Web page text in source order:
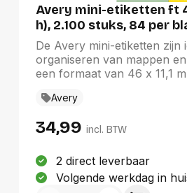
Avery mini-etiketten ft
h), 2.100 stuks, 84 per
25 blad
De Avery mini-etiketten zijn
organiseren van mappen
een formaat van 46 x 11,1
met 84 etiketten per vel,
afgeronde hoeken zorgen
voor afzenderetiketten op
Geschikt voor zowel laser-
zijn deze etiketten een
Avery
34,99 incl. BTW
2 direct leverbaar
Volgende werkdag in